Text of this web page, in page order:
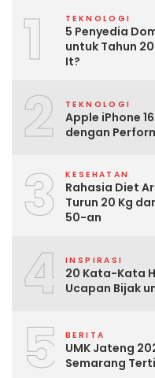
1 TEKNOLOGI
5 Penyedia
untuk Tahun
It?
2 TEKNOLOGI
Apple iPhone
dengan
3 KESEHATAN
Rahasia Diet
Turun 20 Kg
50-an
4 INSPIRASI
20 Kata-Kata
Ucapan Bijak
5 BERITA
UMK Jateng
Semarang